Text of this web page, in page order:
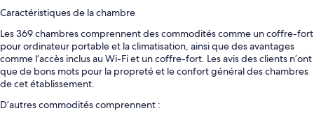
Caractéristiques de la chambre
Les 369 chambres comprennent des commodités comme un coffre-fort
pour ordinateur portable et la climatisation, ainsi que des avantages
comme l’accès inclus au Wi-Fi et un coffre-fort. Les avis des clients n’ont
que de bons mots pour la propreté et le confort général des chambres
de cet établissement.
D’autres commodités comprennent :